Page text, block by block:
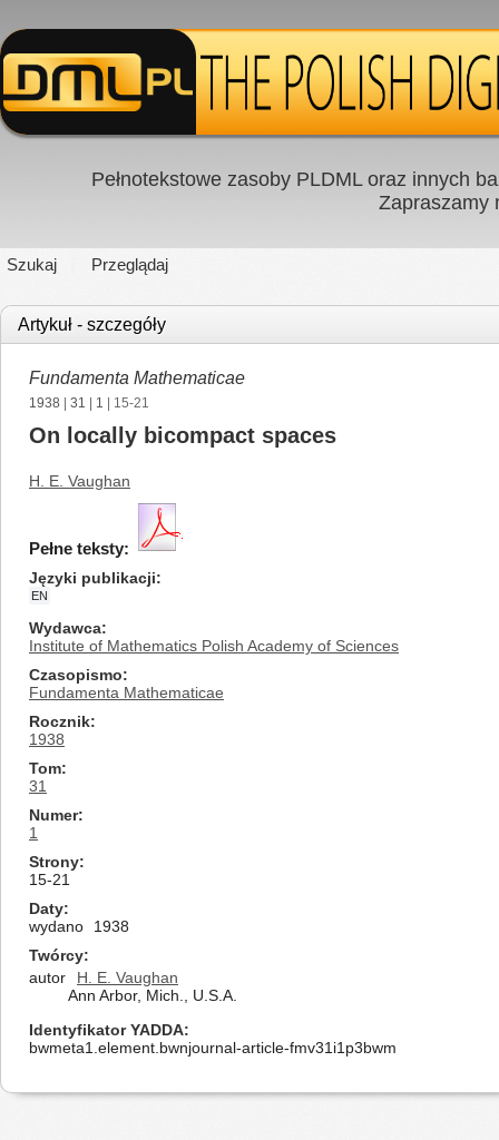
Pełnotekstowe zasoby PLDML oraz innych
Zapraszamy
Szukaj Przeglądaj
Artykuł - szczegóły
Fundamenta Mathematicae
1938 31 1 | 15-21
On locally bicompact spaces
H. E. Vaughan
Pełne teksty:
Języki publikacji
EN
Wydawca
Institute of Mathematics Polish Academy of Sciences
Czasopismo
Fundamenta Mathematicae
Rocznik
1938
Tom
31
Numer
1
Strony
15-21
Daty
wydano
1938
Twórcy
autor
H. E. Vaughan
Ann Arbor, Mich., U.S.A.
Identyfikator YADDA
bwmeta1.element.bwnjournal-article-fmv31i1p3bwm